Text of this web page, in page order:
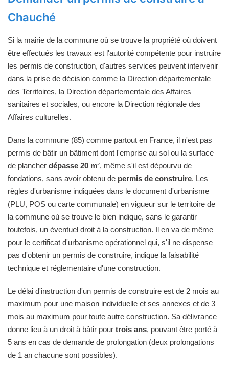
Chauché
Si la mairie de la commune où se trouve la propriété où doivent
être effectués les travaux est l'autorité compétente pour instruire
les permis de construction, d'autres services peuvent intervenir
dans la prise de décision comme la Direction départementale
des Territoires, la Direction départementale des Affaires
sanitaires et sociales, ou encore la Direction régionale des
Affaires culturelles.
Dans la commune (85) comme partout en France, il n'est pas
permis de bâtir un bâtiment dont l'emprise au sol ou la surface
de plancher dépasse 20 m², même s'il est dépourvu de
fondations, sans avoir obtenu de permis de construire. Les
règles d'urbanisme indiquées dans le document d'urbanisme
(PLU, POS ou carte communale) en vigueur sur le territoire de
la commune où se trouve le bien indique, sans le garantir
toutefois, un éventuel droit à la construction. Il en va de même
pour le certificat d'urbanisme opérationnel qui, s'il ne dispense
pas d'obtenir un permis de construire, indique la faisabilité
technique et réglementaire d'une construction.
Le délai d'instruction d'un permis de construire est de 2 mois au
maximum pour une maison individuelle et ses annexes et de 3
mois au maximum pour toute autre construction. Sa délivrance
donne lieu à un droit à bâtir pour trois ans, pouvant être porté à
5 ans en cas de demande de prolongation (deux prolongations
de 1 an chacune sont possibles).